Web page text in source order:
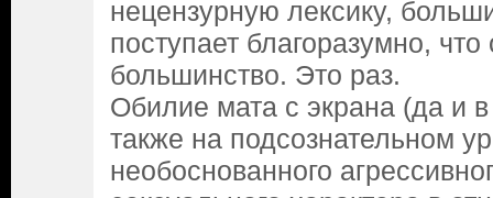
нецензурную лексику,
поступает благоразумно,
большинство. Это раз.
Обилие мата с экрана (да и
также на подсознательном
необоснованного